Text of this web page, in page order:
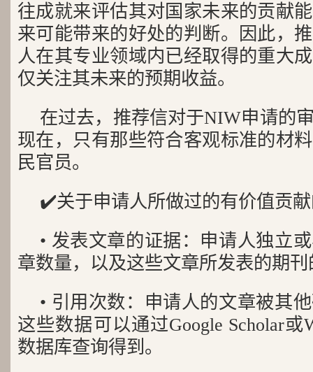
往成就来评估其对国家未来的贡献
来可能带来的好处的判断。因此，
人在其专业领域内已经取得的重大
仅关注其未来的预期收益。
在过去，推荐信对于NIW申请的
现在，只有那些符合客观标准的材
民官员。
✔️关于申请人所做过的有价值贡
• 发表文章的证据：申请人独立
章数量，以及这些文章所发表的期
• 引用次数：申请人的文章被其
这些数据可以通过Google Scholar或
数据库查询得到。